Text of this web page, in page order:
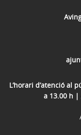
L’horari d’atenció al
a 13.00 h |